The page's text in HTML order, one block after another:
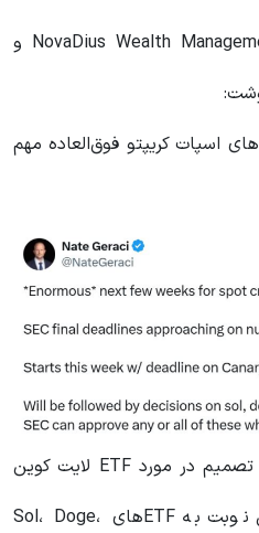
نیت گراسی، رئیس شرکت NovaDius Wealth Management و
«چند هفته پیش رو برای ETFهای اسپات کریپتو فوق‌العاده مهم
او توضیح داد که این روند با تصمیم در مورد ETF لایت کوین
کاناری آغاز می‌شود و سپس نوبت به ETFهای Sol، Doge،